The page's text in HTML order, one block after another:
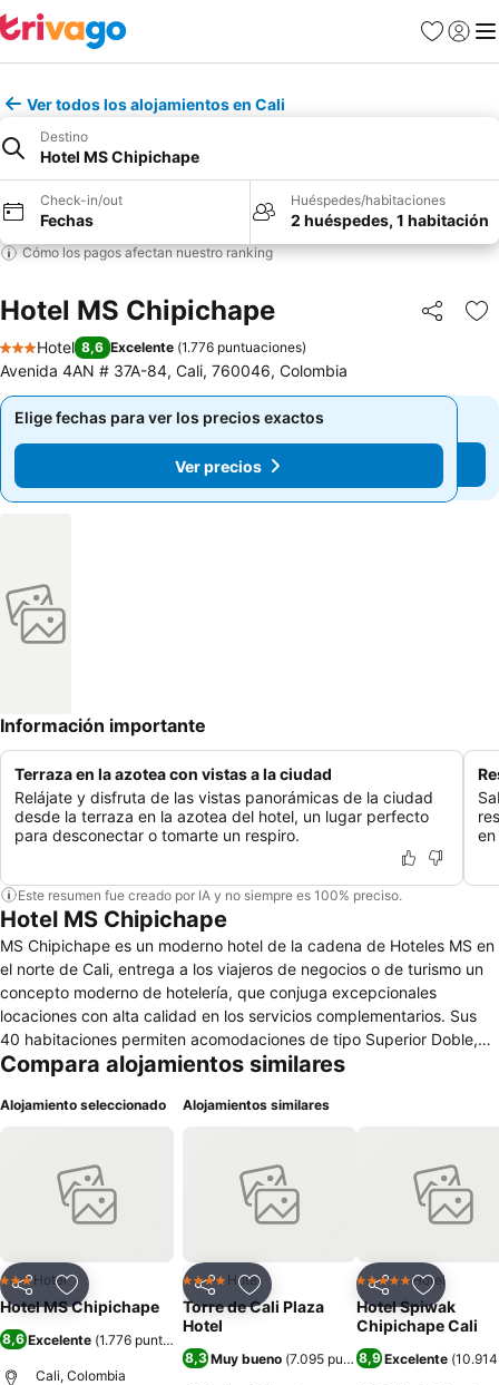
Favoritos
Iniciar
Ver todos los alojamientos en Cali
Destino
Hotel MS Chipichape
Check-in/out
Fechas
Huéspedes/habitaciones
2 huéspedes, 1 habitación
Cómo los pagos afectan nuestro ranking
Hotel MS Chipichape Compartir
3 Estrellas
Hotel 8,6 Excelente (1.776 puntuaciones)
Avenida 4AN # 37A-84, Cali, 760046, Colombia
Elige fechas para ver los precios exactos
Ver precios
Elige fechas para ver los precios exactos
Ver precios
Información importante
Terraza en la azotea con vistas a la ciudad
Relájate y disfruta de las vistas panorámicas de la ciudad
desde la terraza en la azotea del hotel, un lugar perfecto
para desconectar o tomarte un respiro.
Este resumen fue creado por IA y no siempre es 100% preciso.
Hotel MS Chipichape
MS Chipichape es un moderno hotel de la cadena de Hoteles MS en
el norte de Cali, entrega a los viajeros de negocios o de turismo un
concepto moderno de hotelería, que conjuga excepcionales
locaciones con alta calidad en los servicios complementarios. Sus
40 habitaciones permiten acomodaciones de tipo Superior Doble,
Superior Twin o Superior Triple.
Compara alojamientos similares
Alojamiento seleccionado
CompartirAgregar a favoritos
3 Estrellas
Hotel
Hotel MS Chipichape
8,6 Excelente (1.776 puntuaciones
Cali, Colombia
Alojamientos similares
CompartirAgregar a favoritos
4 EstrellasHotel
Torre de Cali Plaza
Hotel
8,3 Muy bueno (7.095 puntuaciones)
CompartirAgregar
5 EstrellasHotel
Hotel Spiwak
Chipichape Cali
8,9 Excelente (